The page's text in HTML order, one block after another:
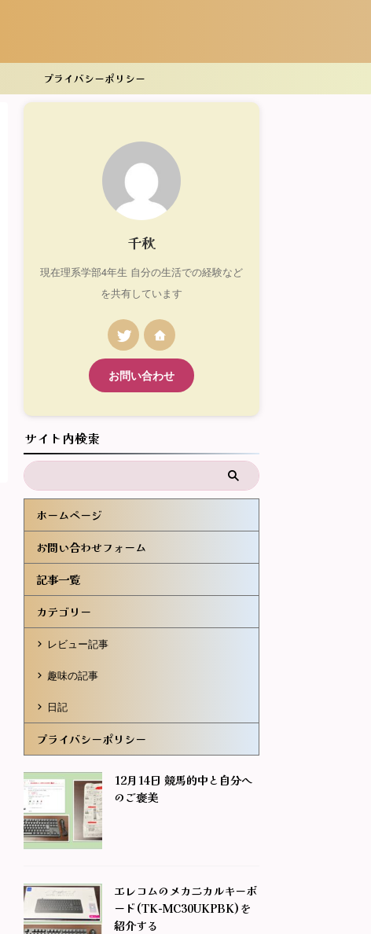
プライバシーポリシー
千秋
現在理系学部4年生 自分の生活での経験など
を共有しています
お問い合わせ
サイト内検索
ホームページ
お問い合わせフォーム
記事一覧
カテゴリー
レビュー記事
趣味の記事
日記
プライバシーポリシー
12月14日 競馬的中と自分へ
のご褒美
エレコムのメカニカルキーボ
ード(TK-MC30UKPBK)を
紹介する